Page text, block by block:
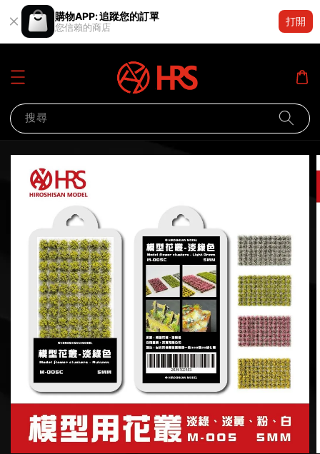
購物APP: 追蹤您的訂單
您信賴的商店
打開
搜尋